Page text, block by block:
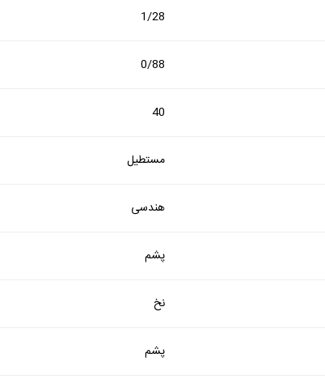
1/28
0/88
40
مستطیل
هندسی
پشم
نخ
پشم